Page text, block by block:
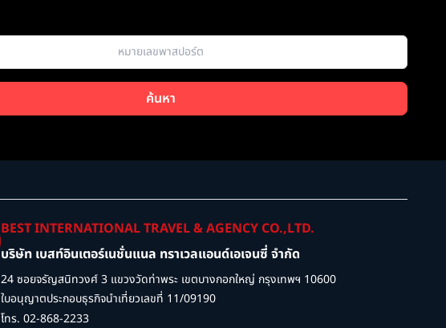
ค้นหา
BEST INTERNATIONAL TRAVEL & AGENCY CO.,LTD.
บริษัท เบสท์อินเตอร์เนชั่นแนล ทราเวลแอนด์เอเจนซี่ จำกัด
24 ซอยจรัญสนิทวงศ์ 3 แขวงวัดท่าพระ เขตบางกอกใหญ่ กรุงเทพฯ 10600
ใบอนุญาตประกอบธุรกิจนำเที่ยวเลขที่ 11/09190
โทร. 02-868-2233